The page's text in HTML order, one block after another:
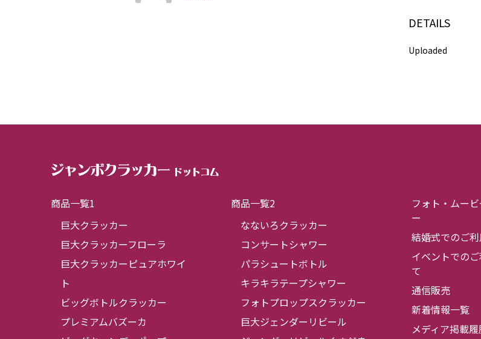
DETAILS
Uploaded
商品一覧1
巨大クラッカー
巨大クラッカーフローラ
巨大クラッカーピュアホワイ
ト
ビッグボトルクラッカー
プレミアムバズーカ
商品一覧2
なないろクラッカー
コンサートシャワー
パラシュートボトル
キラキラテープシャワー
フォトプロップスクラッカー
巨大ジェンダーリビール
フォト・ムー
ー
結婚式でのご
イベントでの
て
通信販売
新着情報一覧
メディア掲載